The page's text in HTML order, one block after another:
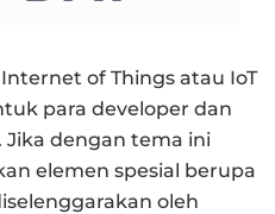
of Things atau IoT
para developer dan
Jika dengan tema ini
elemen spesial berupa
oleh